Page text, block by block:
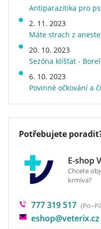
Klíčové výhody
Klinicky ověřeno,
kamene, plaku a
Obsahuje
pomáhá čistit
rozkousne.
7 +
prvky a beta-
(směs tokoferolů).
Příchuť (Protein)
Zdraví a určení
Kvalita
Energetická hodnota
Speciální vlastnosti
Hmotnost
Druh krmiva
Veterinární dieta
Antiparazitika pro
2. 11. 2023
Máte strach z
20. 10. 2023
Sezóna klíšťat -
6. 10. 2023
Povinné očkování a
Potřebujete
E-shop
Chcete
krmiva?
777 319 517
eshop@veterix.cz